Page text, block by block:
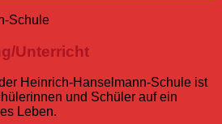
Unterricht
Heinrich-Hanselmann-Schule ist
und Schüler auf ein
Leben.